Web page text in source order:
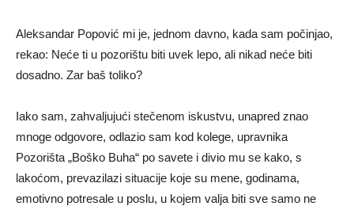
Aleksandar Popović mi je, jednom davno, kada sam počinjao,
rekao: Neće ti u pozorištu biti uvek lepo, ali nikad neće biti
dosadno. Zar baš toliko?
Iako sam, zahvaljujući stečenom iskustvu, unapred znao
mnoge odgovore, odlazio sam kod kolege, upravnika
Pozorišta „Boško Buha“ po savete i divio mu se kako, s
lakoćom, prevazilazi situacije koje su mene, godinama,
emotivno potresale u poslu, u kojem valja biti sve samo ne